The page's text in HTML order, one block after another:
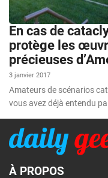
En cas de
protège les
précieuses
3 janvier 2017
Amateurs de scénarios
vous avez déjà entendu
À PROPOS